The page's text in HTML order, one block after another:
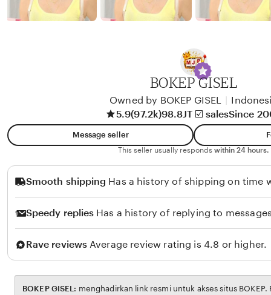
dw
l
o
BOKEP GISEL
Owned by BOKEP GISEL
5.9(97.2k)98.8JT ☑️ salesSince
Message seller
This seller usually responds within 24 hours.
Smooth shipping Has a history of shipping on time
Speedy replies Has a history of replying to
Rave reviews Average review rating is 4.8 or higher.
BOKEP GISEL: